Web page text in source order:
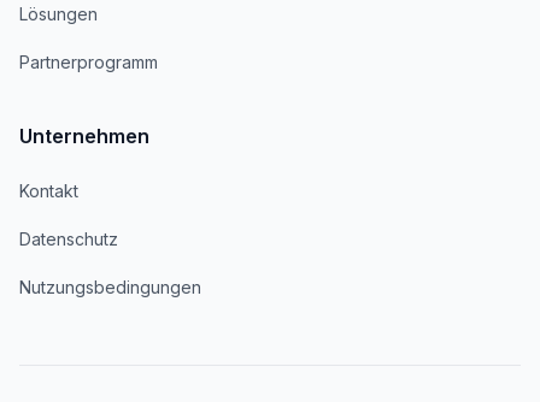
Lösungen
Partnerprogramm
Unternehmen
Kontakt
Datenschutz
Nutzungsbedingungen